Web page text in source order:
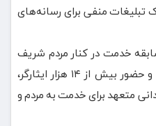
تبلیغات منفی برای رسانه‌های
ایران با ۷۲ سال سابقه خدمت در کنار مردم شریف
ایران و تقدیم بیش از ۹۲ شهید و حضور بیش از ۱۴ هزار ایثارگر،
متعهد برای خدمت به مردم و